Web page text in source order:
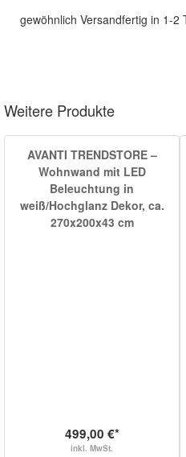
gewöhnlich Versandfertig in 1-2
Weitere Produkte
AVANTI TRENDSTORE –
Wohnwand mit LED
Beleuchtung in
weiß/Hochglanz Dekor, ca.
270x200x43 cm
499,00 €*
inkl. MwSt.